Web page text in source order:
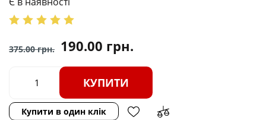
375.00грн. 190.00 грн.
КУПИТИ
Купити в один клік